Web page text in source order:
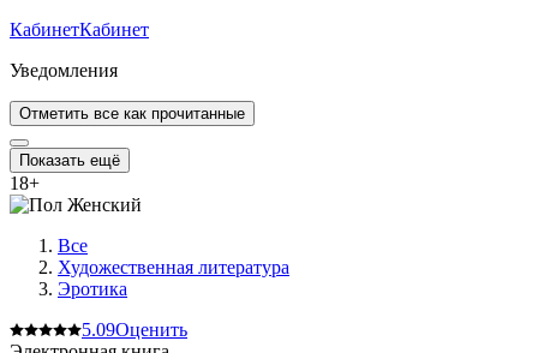
КабинетКабинет
Уведомления
Отметить все как прочитанные
Показать ещё
18+
Все
Художественная литература
Эротика
5.09Оценить